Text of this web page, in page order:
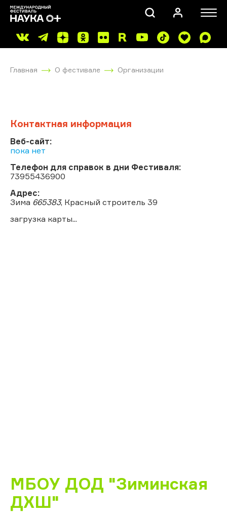
Главная О фестивале Организации
Контактная информация
Веб-сайт:
пока нет
Телефон для справок в дни Фестиваля:
73955436900
Адрес:
Зима 665383, Красный строитель 39
загрузка карты...
МБОУ ДОД "Зиминская
ДХШ"